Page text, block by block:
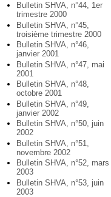
Bulletin SHVA, n°44, 1er
trimestre 2000
Bulletin SHVA, n°45,
troisième trimestre 2000
Bulletin SHVA, n°46,
janvier 2001
Bulletin SHVA, n°47, mai
2001
Bulletin SHVA, n°48,
octobre 2001
Bulletin SHVA, n°49,
janvier 2002
Bulletin SHVA, n°50, juin
2002
Bulletin SHVA, n°51,
novembre 2002
Bulletin SHVA, n°52, mars
2003
Bulletin SHVA, n°53, juin
2003